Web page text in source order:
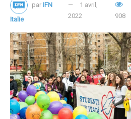
par IFN
Italie
1 avril,
2022
908